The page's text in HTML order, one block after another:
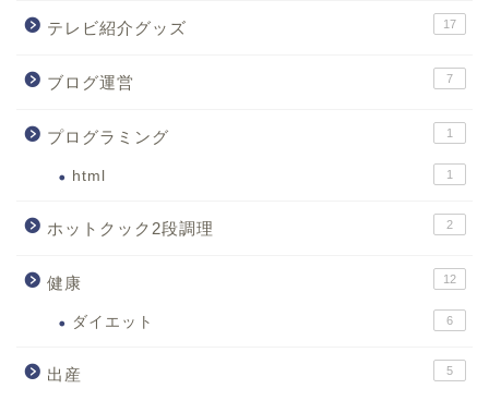
テレビ紹介グッズ 17
ブログ運営 7
プログラミング 1
html 1
ホットクック2段調理 2
健康 12
ダイエット 6
出産 5